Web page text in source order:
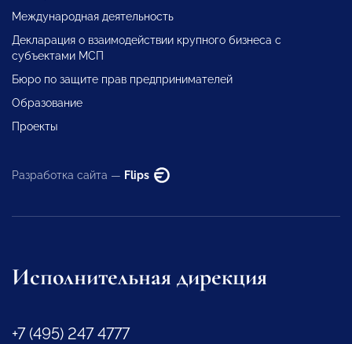
Международная деятельность
Декларация о взаимодействии крупного бизнеса с
субъектами МСП
Бюро по защите прав предпринимателей
Образование
Проекты
Разработка сайта — Flips
Исполнительная дирекция
+7 (495) 247 4777